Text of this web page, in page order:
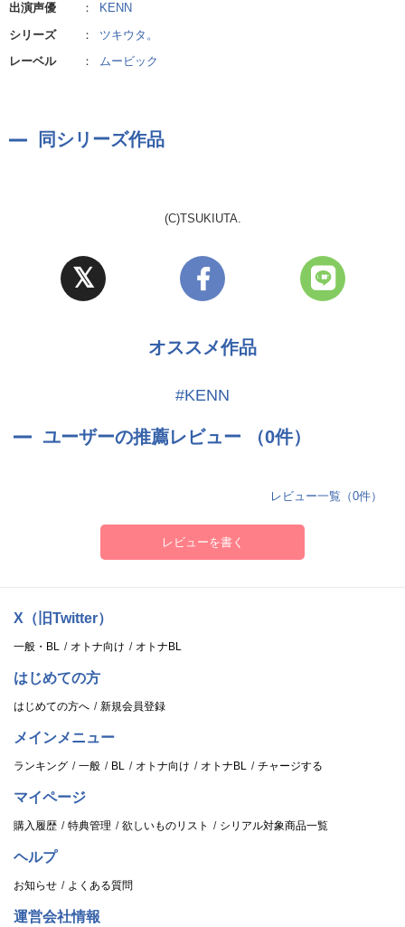
出演声優 ：
KENN
シリーズ
：
ツキウタ。
レーベル
： ムービック
同シリーズ作品
(C)TSUKIUTA.
オススメ作品
#KENN
ユーザーの推薦レビュー （0件）
レビュー一覧（0件）
レビューを書く
X（旧Twitter）
一般・BL オトナ向け オトナBL
はじめての方
はじめての方へ 新規会員登録
メインメニュー
ランキング 一般 BL オトナ向け オトナBL チャージする
マイページ
購入履歴 特典管理 欲しいものリスト シリアル対象商品一覧
ヘルプ
お知らせ よくある質問
運営会社情報